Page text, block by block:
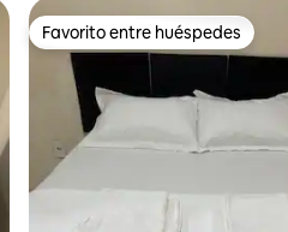
Favorito entre huéspedes
Favorito entre huéspedes